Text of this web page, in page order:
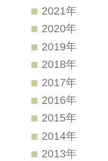
2021年
2020年
2019年
2018年
2017年
2016年
2015年
2014年
2013年